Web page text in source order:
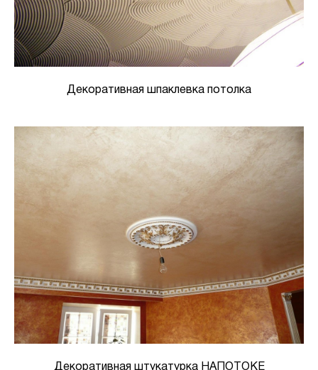
Декоративная шпаклевка потолка
Декоративная штукатурка НАПОТОКЕ